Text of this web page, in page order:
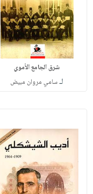
شرق الجامع الأموي
لـسامي مروان مبيض